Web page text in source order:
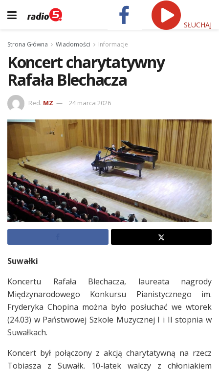
SŁUCHAJ
Strona Główna Wiadomości Informacje
Koncert charytatywny
Rafała Blechacza
Red. MZ 24 marca 2026
Suwałki
Koncertu Rafała Blechacza, laureata nagrody
Międzynarodowego Konkursu Pianistycznego im.
Fryderyka Chopina można było posłuchać we wtorek
(24.03) w Państwowej Szkole Muzycznej I i II stopnia w
Suwałkach.
Koncert był połączony z akcją charytatywną na rzecz
Tobiasza z Suwałk. 10-latek walczy z chłoniakiem